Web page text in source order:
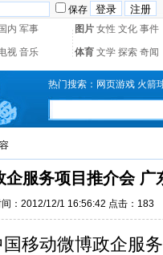
保存
国内 军事 图片 女性 文化 事件
视 音乐 体育 文学 探索 奇闻
热门搜索： 网页游戏 火箭
企服务项目推介会 广
间：2012/12/1 16:56:42 点击： 183
移动微博政企服